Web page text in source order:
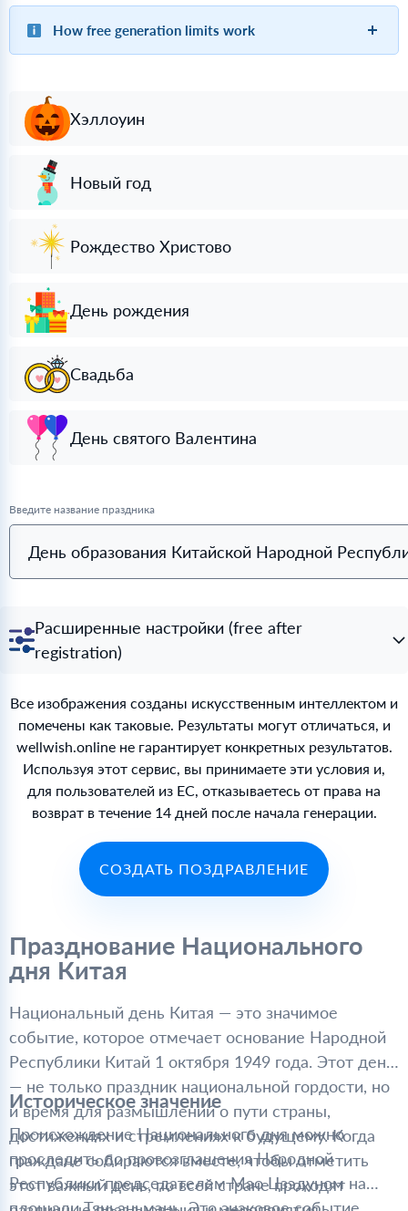
How free generation limits work
Хэллоуин
Новый год
Рождество Христово
День рождения
Свадьба
День святого Валентина
Введите название праздника
День образования Китайской Народной
Расширенные настройки (free after
registration)
Все изображения созданы искусственным интеллектом и
помечены как таковые. Результаты могут отличаться, и
wellwish.online не гарантирует конкретных результатов.
Используя этот сервис, вы принимаете эти условия и,
для пользователей из ЕС, отказываетесь от права на
возврат в течение 14 дней после начала генерации.
СОЗДАТЬ ПОЗДРАВЛЕНИЕ
Празднование Национального
дня Китая
Национальный день Китая — это значимое
событие, которое отмечает основание Народной
Республики Китай 1 октября 1949 года. Этот день
— не только праздник национальной гордости, но
и время для размышлений о пути страны,
достижениях и стремлениях к будущему. Когда
граждане собираются вместе, чтобы отметить
этот важный день, по всей стране проходят
Историческое значение
Происхождение Национального дня можно
проследить до провозглашения Народной
Республики председателем Мао Цзэдуном на